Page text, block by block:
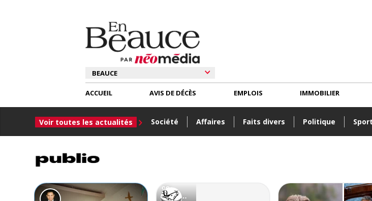
ACCUEIL
Voir toutes les actualités Société Affaires Faits divers Politique
AVIS DE DÉCÈS EMPLOIS IMMOBILIER